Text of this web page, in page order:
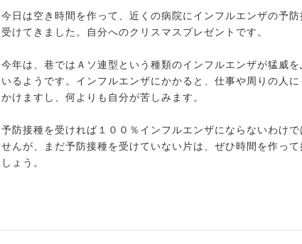
今日は空き時間を作って、近くの病院にインフルエンザの予防
受けてきました。自分へのクリスマスプレゼントです。
今年は、巷ではＡソ連型という種類のインフルエンザが猛威を
いるようです。インフルエンザにかかると、仕事や周りの人に
かけますし、何よりも自分が苦しみます。
予防接種を受ければ１００％インフルエンザにならないわけで
せんが、まだ予防接種を受けていない片は、ぜひ時間を作って
しょう。